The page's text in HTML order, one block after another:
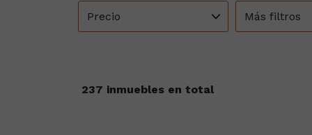
Precio Más filtros
237 inmuebles en total